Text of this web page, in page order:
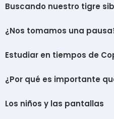
Buscando nuestro tigre
¿Nos tomamos una
Estudiar en tiempos de
¿Por qué es importante
Los niños y las pantallas